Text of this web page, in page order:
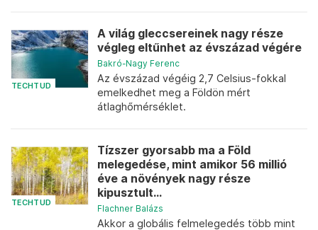
TECHTUD
A világ gleccsereinek nagy része
végleg eltűnhet az évszázad végére
Bakró-Nagy Ferenc
Az évszázad végéig 2,7 Celsius-fokkal
emelkedhet meg a Földön mért
átlaghőmérséklet.
TECHTUD
Tízszer gyorsabb ma a Föld
melegedése, mint amikor 56 millió
éve a növények nagy része
kipusztult...
Flachner Balázs
Akkor a globális felmelegedés több mint